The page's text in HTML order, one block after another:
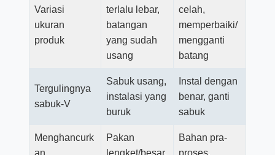
Variasi
ukuran
produk
terlalu lebar,
batangan
yang sudah
usang
celah,
memperbaiki/
mengganti
batang
Tergulingnya
sabuk-V
Sabuk usang,
instalasi yang
buruk
Instal dengan
benar, ganti
sabuk
Menghancurk
an
Pakan
lengket/besar,
Bahan pra-
proses,